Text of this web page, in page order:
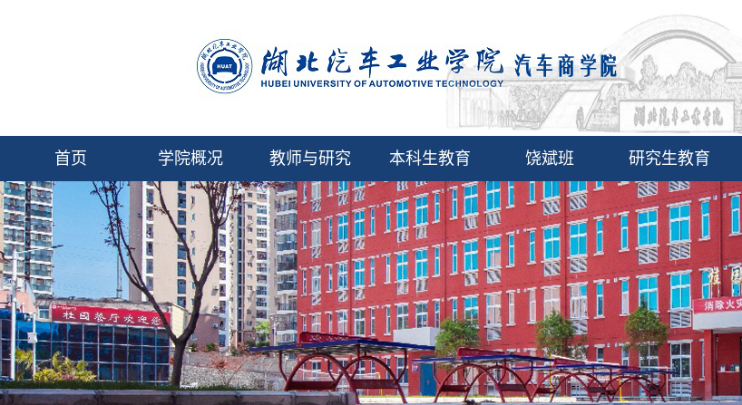
首页 学院概况 教师与研究 本科生教育 饶斌班 研究生教育